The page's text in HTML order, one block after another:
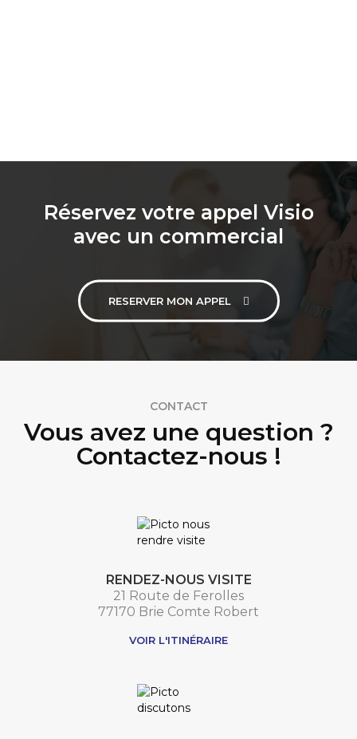
Réservez votre appel Visio
avec un commercial
RESERVER MON APPEL
CONTACT
Vous avez une question ?
Contactez-nous !
RENDEZ-NOUS VISITE
21 Route de Ferolles
77170 Brie Comte Robert
VOIR L'ITINÉRAIRE